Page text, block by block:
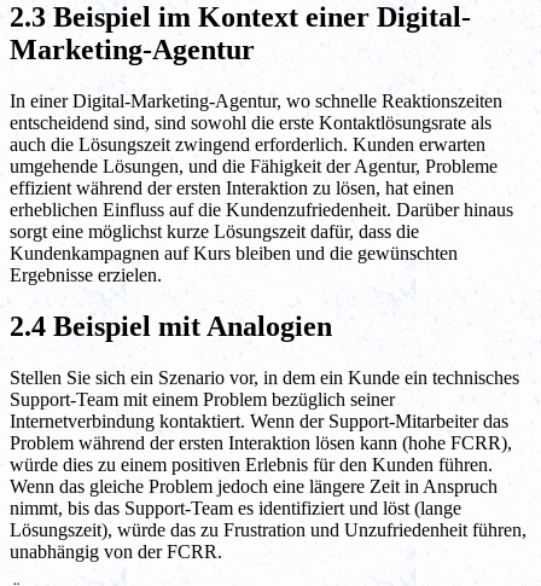
2.3 Beispiel im Kontext einer Digital-
Marketing-Agentur
In einer Digital-Marketing-Agentur, wo schnelle Reaktionszeiten
entscheidend sind, sind sowohl die erste Kontaktlösungsrate als
auch die Lösungszeit zwingend erforderlich. Kunden erwarten
umgehende Lösungen, und die Fähigkeit der Agentur, Probleme
effizient während der ersten Interaktion zu lösen, hat einen
erheblichen Einfluss auf die Kundenzufriedenheit. Darüber hinaus
sorgt eine möglichst kurze Lösungszeit dafür, dass die
Kundenkampagnen auf Kurs bleiben und die gewünschten
Ergebnisse erzielen.
2.4 Beispiel mit Analogien
Stellen Sie sich ein Szenario vor, in dem ein Kunde ein technisches
Support-Team mit einem Problem bezüglich seiner
Internetverbindung kontaktiert. Wenn der Support-Mitarbeiter das
Problem während der ersten Interaktion lösen kann (hohe FCRR),
würde dies zu einem positiven Erlebnis für den Kunden führen.
Wenn das gleiche Problem jedoch eine längere Zeit in Anspruch
nimmt, bis das Support-Team es identifiziert und löst (lange
Lösungszeit), würde das zu Frustration und Unzufriedenheit führen,
unabhängig von der FCRR.